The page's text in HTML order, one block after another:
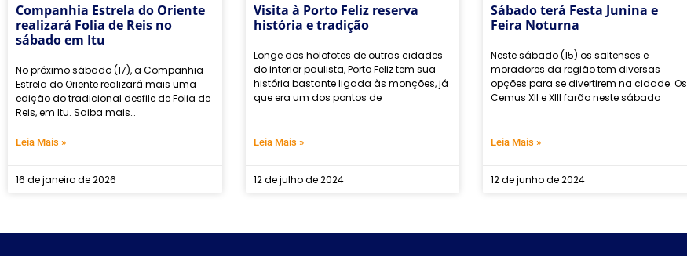
Companhia Estrela do Oriente
realizará Folia de Reis no
sábado em Itu
No próximo sábado (17), a Companhia
Estrela do Oriente realizará mais uma
edição do tradicional desfile de Folia de
Reis, em Itu. Saiba mais…
Leia Mais »
16 de janeiro de 2026
Visita à Porto Feliz reserva
história e tradição
Longe dos holofotes de outras cidades
do interior paulista, Porto Feliz tem sua
história bastante ligada às monções, já
que era um dos pontos de
Leia Mais »
12 de julho de 2024
Sábado terá Festa Junina e
Feira Noturna
Neste sábado (15) os saltenses e
moradores da região tem diversas
opções para se divertirem na cidade. Os
Cemus XII e XIII farão neste sábado
Leia Mais »
12 de junho de 2024